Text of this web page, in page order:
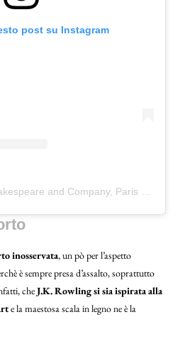
post su Instagram
inosservata, un pò per l’aspetto
è sempre presa d’assalto, soprattutto
cheJ.K. Rowling si sia ispirata alla
e la maestosa scala in legno ne è la